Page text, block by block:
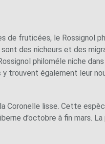
de fruticées, le Rossignol
des nicheurs et des
philoméle niche
y trouvent également leur
Coronelle lisse. Cette
d’octobre à fin mars.